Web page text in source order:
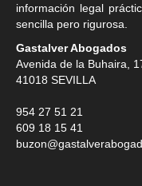
información legal
sencilla pero rigurosa.
Gastalver Abogados
Avenida de la Buhaira,
41018 SEVILLA
954 27 51 21
609 18 15 41